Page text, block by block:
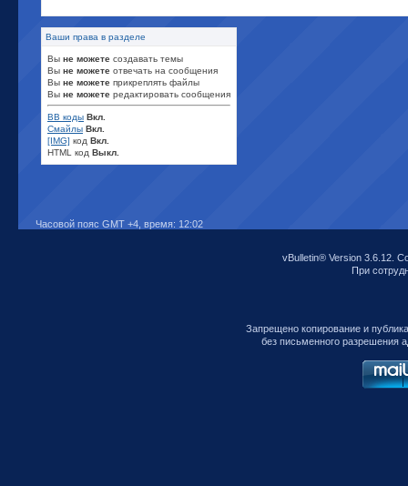
Ваши права в разделе
Вы не можете создавать темы
Вы не можете отвечать на сообщения
Вы не можете прикреплять файлы
Вы не можете редактировать сообщения
BB коды Вкл.
Смайлы Вкл.
[IMG] код Вкл.
HTML код Выкл.
Часовой пояс GMT +4, время: 12:02
vBulletin® Version 3.6.12.
При
Запрещено копирование и
без письменного разрешения